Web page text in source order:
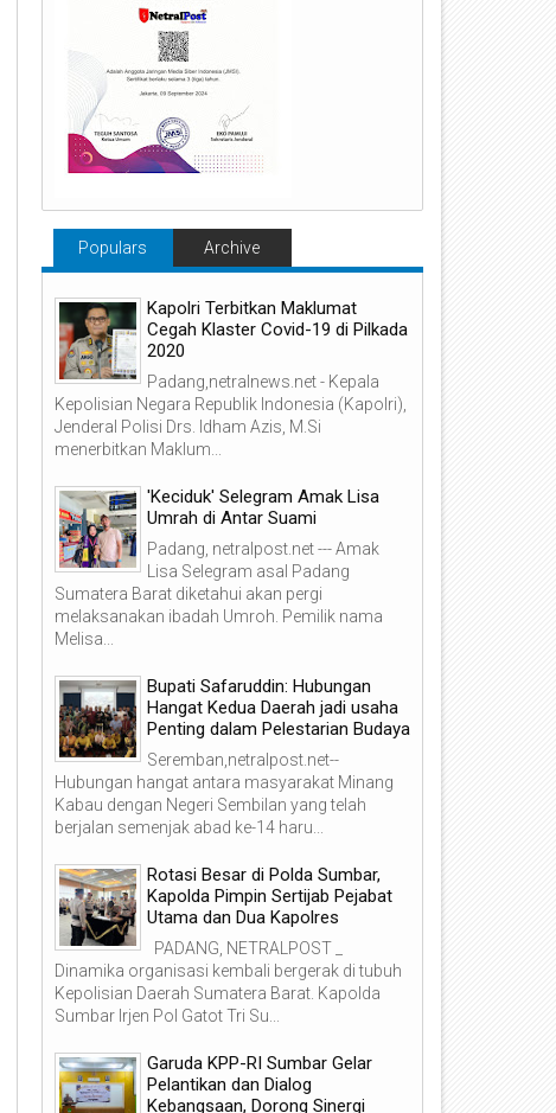
Populars Archive
Kapolri Terbitkan Maklumat
Cegah Klaster Covid-19 di Pilkada
2020
Padang,netralnews.net - Kepala
Kepolisian Negara Republik Indonesia (Kapolri),
Jenderal Polisi Drs. Idham Azis, M.Si
menerbitkan Maklum...
'Keciduk' Selegram Amak Lisa
Umrah di Antar Suami
Padang, netralpost.net --- Amak
Lisa Selegram asal Padang
Sumatera Barat diketahui akan pergi
melaksanakan ibadah Umroh. Pemilik nama
Melisa...
Bupati Safaruddin: Hubungan
Hangat Kedua Daerah jadi usaha
Penting dalam Pelestarian Budaya
Seremban,netralpost.net--
Hubungan hangat antara masyarakat Minang
Kabau dengan Negeri Sembilan yang telah
berjalan semenjak abad ke-14 haru...
Rotasi Besar di Polda Sumbar,
Kapolda Pimpin Sertijab Pejabat
Utama dan Dua Kapolres
PADANG, NETRALPOST _
Dinamika organisasi kembali bergerak di tubuh
Kepolisian Daerah Sumatera Barat. Kapolda
Sumbar Irjen Pol Gatot Tri Su...
Garuda KPP-RI Sumbar Gelar
Pelantikan dan Dialog
Kebangsaan, Dorong Sinergi